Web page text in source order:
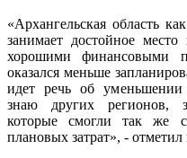
«Архангельская область
занимает достойное
хорошими финансовыми
оказался меньше
идет речь об
знаю других регионов,
которые смогли так же
плановых затрат», - отметил